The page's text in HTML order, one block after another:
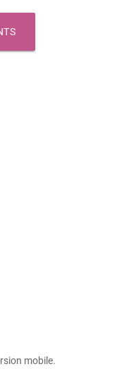
mobile.